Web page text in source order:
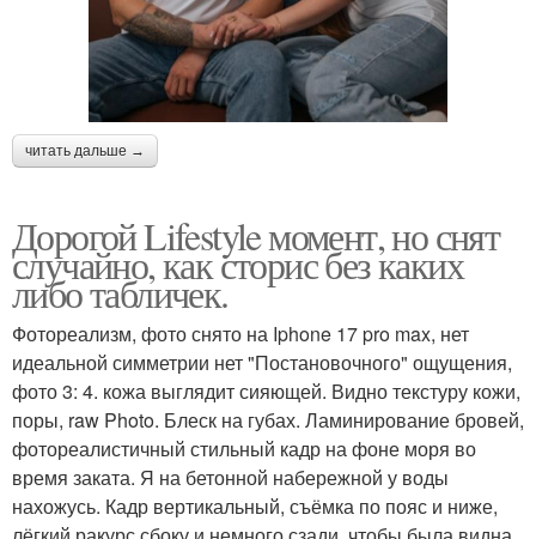
читать дальше →
Дорогой Lifestyle момент, но снят
случайно, как сторис без каких
либо табличек.
Фотореализм, фото снято на Iphone 17 pro max, нет
идеальной симметрии нет "Постановочного" ощущения,
фото 3: 4. кожа выглядит сияющей. Видно текстуру кожи,
поры, raw Photo. Блеск на губах. Ламинирование бровей,
фотореалистичный стильный кадр на фоне моря во
время заката. Я на бетонной набережной у воды
нахожусь. Кадр вертикальный, съёмка по пояс и ниже,